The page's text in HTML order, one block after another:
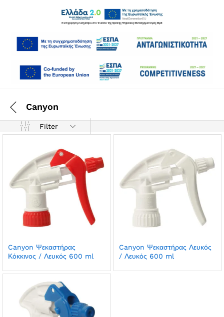
Canyon
Filter
Canyon Ψεκαστήρας
Κόκκινος / Λευκός 600 ml
Canyon Ψεκαστήρας Λευκός
/ Λευκός 600 ml